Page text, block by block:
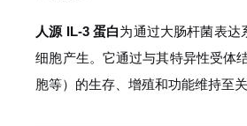
人源 IL-3 蛋白为通过大肠杆菌表达
细胞产生。它通过与其特异性受体
胞等）的生存、增殖和功能维持至